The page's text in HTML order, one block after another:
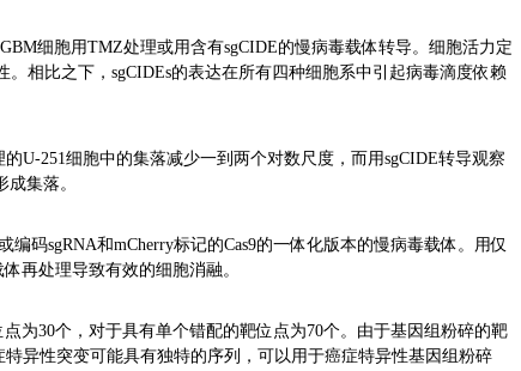
细胞用TMZ处理或用含有sgCIDE的慢病毒载体转导。细胞活力定
相比之下，sgCIDEs的表达在所有四种细胞系中引起病毒滴度依赖
U-251细胞中的集落减少一到两个对数尺度，而用sgCIDE转导观察
集落。
码sgRNA和mCherry标记的Cas9的一体化版本的慢病毒载体。用仅
再处理导致有效的细胞消融。
为30个，对于具有单个错配的靶位点为70个。由于基因组粉碎的靶
异性突变可能具有独特的序列，可以用于癌症特异性基因组粉碎